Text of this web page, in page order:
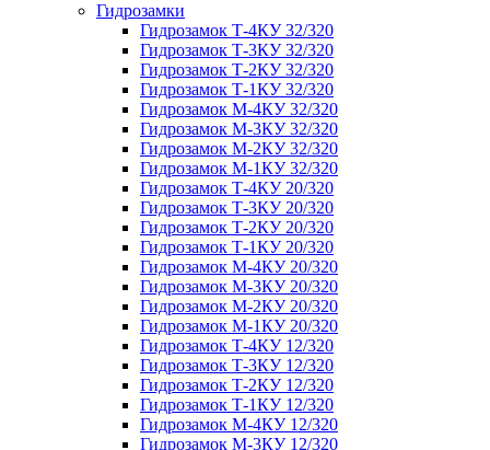
Гидрозамки
Гидрозамок Т-4КУ 32/320
Гидрозамок Т-3КУ 32/320
Гидрозамок Т-2КУ 32/320
Гидрозамок Т-1КУ 32/320
Гидрозамок М-4КУ 32/320
Гидрозамок М-3КУ 32/320
Гидрозамок М-2КУ 32/320
Гидрозамок М-1КУ 32/320
Гидрозамок Т-4КУ 20/320
Гидрозамок Т-3КУ 20/320
Гидрозамок Т-2КУ 20/320
Гидрозамок Т-1КУ 20/320
Гидрозамок М-4КУ 20/320
Гидрозамок М-3КУ 20/320
Гидрозамок М-2КУ 20/320
Гидрозамок М-1КУ 20/320
Гидрозамок Т-4КУ 12/320
Гидрозамок Т-3КУ 12/320
Гидрозамок Т-2КУ 12/320
Гидрозамок Т-1КУ 12/320
Гидрозамок М-4КУ 12/320
Гидрозамок М-3КУ 12/320